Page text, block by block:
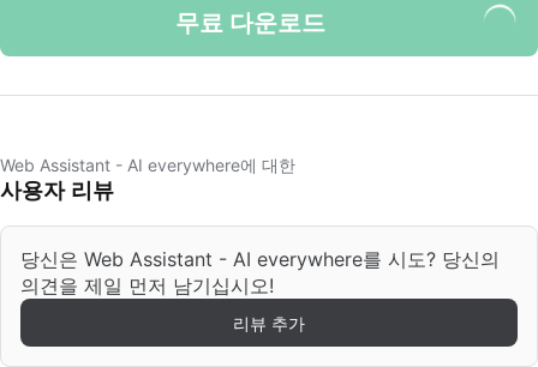
무료 다운로드
Web Assistant - AI everywhere에 대한
사용자 리뷰
당신은 Web Assistant - AI everywhere를 시도? 당신의
의견을 제일 먼저 남기십시오!
리뷰 추가